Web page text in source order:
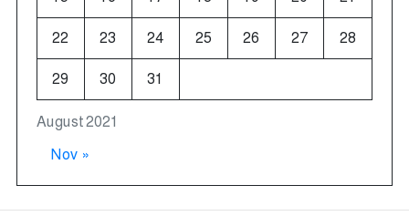
August 2021
22 23 24 25 26 27 28
29 30 31
Nov »